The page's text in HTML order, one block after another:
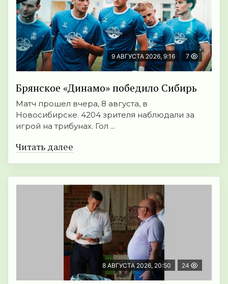
9 АВГУСТА 2026, 9:16 7
Брянское «Динамо» победило Сибирь
Матч прошел вчера, 8 августа, в
Новосибирске. 4204 зрителя наблюдали за
игрой на трибунах. Гол ...
Читать далее
8 АВГУСТА 2026, 20:50 24